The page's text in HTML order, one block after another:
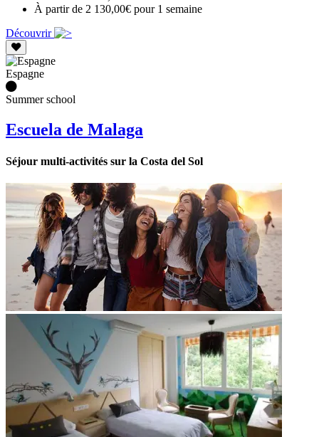
À partir de 2 130,00€ pour 1 semaine
Découvrir
Espagne
Summer school
Escuela de Malaga
Séjour multi-activités sur la Costa del Sol